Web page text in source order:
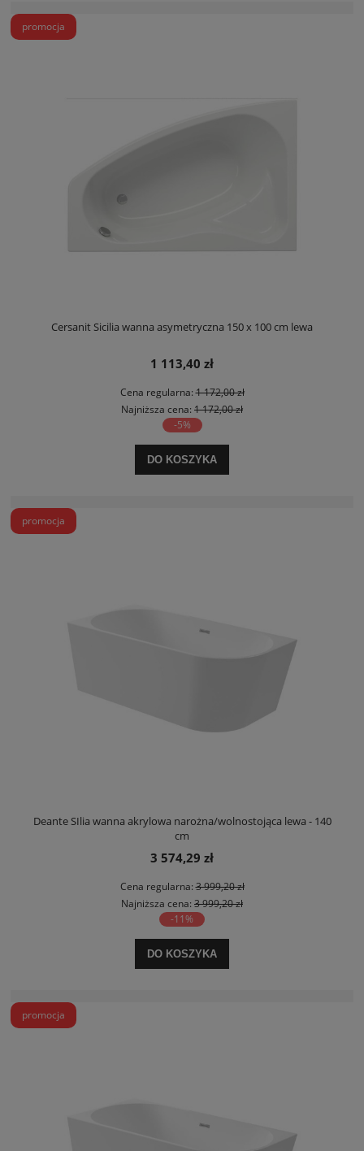
Cersanit Sicilia wanna asymetryczna 150 x 100 cm lewa
1 113,40 zł
Cena regularna:1 172,00 zł
Najniższa cena: 1 172,00 zł
-5%
DO KOSZYKA
promocja
Deante SIlia wanna akrylowa narożna/wolnostojąca lewa - 140
cm
3 574,29 zł
Cena regularna:3 999,20 zł
Najniższa cena: 3 999,20 zł
-11%
DO KOSZYKA
promocja
promocja